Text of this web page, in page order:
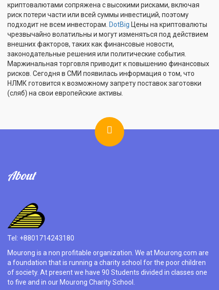
криптовалютами сопряжена с высокими рисками, включая
риск потери части или всей суммы инвестиций, поэтому
подходит не всем инвесторам. DotBig Цены на криптовалюты
чрезвычайно волатильны и могут изменяться под действием
внешних факторов, таких как финансовые новости,
законодательные решения или политические события.
Маржинальная торговля приводит к повышению финансовых
рисков. Сегодня в СМИ появилась информация о том, что
НЛМК готовится к возможному запрету поставок заготовки
(сляб) на свои европейские активы.
About
Tel: +8801714243180
Mourong is a non profitable organization. We at Mourong.com are
a foundation that is running a charity school for the poor children
of society. At present we have 90 Students divided in classes one
to five and in our Mourong Charity School.